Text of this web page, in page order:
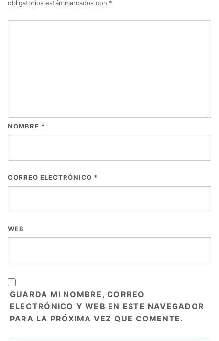
obligatorios están marcados con *
NOMBRE *
CORREO ELECTRÓNICO *
WEB
GUARDA MI NOMBRE, CORREO
ELECTRÓNICO Y WEB EN ESTE NAVEGADOR
PARA LA PRÓXIMA VEZ QUE COMENTE.